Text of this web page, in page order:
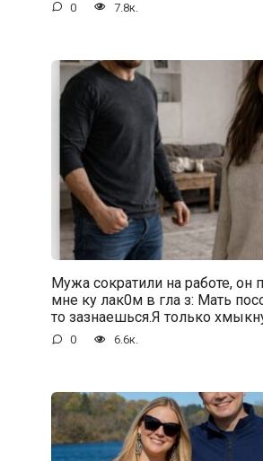
0 7.8к.
Мужа сократили на работе, он
мне ку лак0м в гла з: Мать
то зазнаешься.Я только
0 6.6к.